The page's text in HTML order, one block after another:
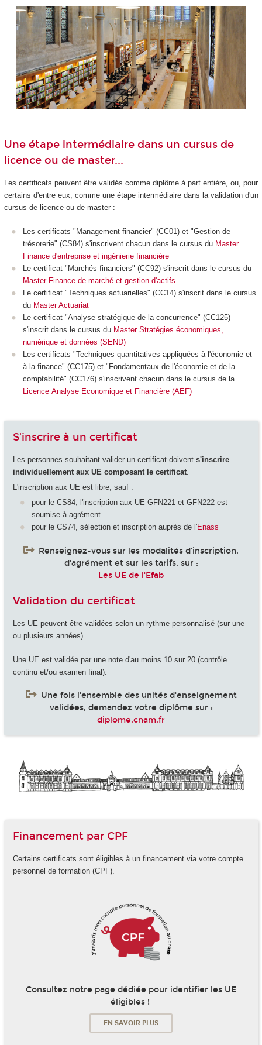
Une étape intermédiaire dans un cursus de
licence ou de master...
Les certificats peuvent être validés comme diplôme à part entière, ou, pour
certains d'entre eux, comme une étape intermédiaire dans la validation d'un
cursus de licence ou de master :
Les certificats "Management financier" (CC01) et "Gestion de
trésorerie" (CS84) s'inscrivent chacun dans le cursus du Master
Finance d'entreprise et ingénierie financière
Le certificat "Marchés financiers" (CC92) s'inscrit dans le cursus du
Master Finance de marché et gestion d'actifs
Le certificat "Techniques actuarielles" (CC14) s'inscrit dans le cursus
du Master Actuariat
Le certificat "Analyse stratégique de la concurrence" (CC125)
s'inscrit dans le cursus du Master Stratégies économiques,
numérique et données (SEND)
Les certificats "Techniques quantitatives appliquées à l'économie et
à la finance" (CC175) et "Fondamentaux de l'économie et de la
comptabilité" (CC176) s'inscrivent chacun dans le cursus de la
Licence Analyse Economique et Financière (AEF)
S'inscrire à un certificat
Les personnes souhaitant valider un certificat doivent s'inscrire
individuellement aux UE composant le certificat.
L'inscription aux UE est libre, sauf :
pour le CS84, l'inscription aux UE GFN221 et GFN222 est
soumise à agrément
pour le CS74, sélection et inscription auprès de l'Enass
Renseignez-vous sur les modalités d'inscription,
d'agrément et sur les tarifs, sur :
Les UE de l'Efab
Validation du certificat
Les UE peuvent être validées selon un rythme personnalisé (sur une
ou plusieurs années).
Une UE est validée par une note d'au moins 10 sur 20 (contrôle
continu et/ou examen final).
Une fois l'ensemble des unités d'enseignement
validées, demandez votre diplôme sur :
diplome.cnam.fr
Financement par CPF
Certains certificats sont éligibles à un financement via votre compte
personnel de formation (CPF).
Consultez notre page dédiée pour identifier les UE
éligibles !
EN SAVOIR PLUS